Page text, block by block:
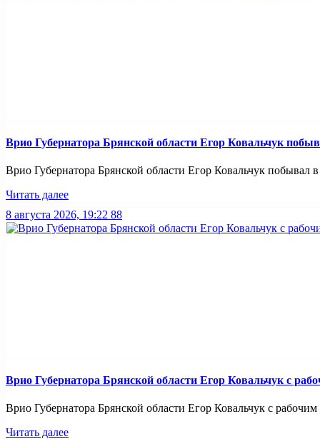
Врио Губернатора Брянской области Егор Ковальчук
Врио Губернатора Брянской области Егор Ковальчук побывал
Читать далее
8 августа 2026, 19:22 88
Врио Губернатора Брянской области Егор Ковальчук с
Врио Губернатора Брянской области Егор Ковальчук с
Читать далее